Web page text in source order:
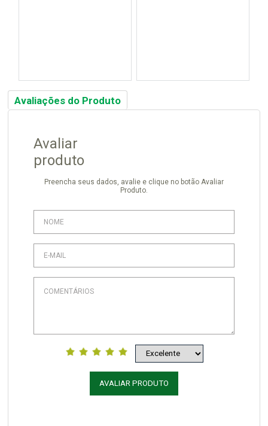
Avaliações do Produto
Avaliar
produto
Preencha seus dados, avalie e clique no botão Avaliar
Produto.
AVALIAR PRODUTO